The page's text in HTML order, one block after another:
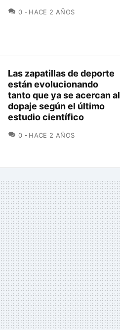
0 COMENTARIOS
HACE 2 AÑOS
Las zapatillas de deporte
están evolucionando
tanto que ya se acercan al
dopaje según el último
estudio científico
0 COMENTARIOS
HACE 2 AÑOS